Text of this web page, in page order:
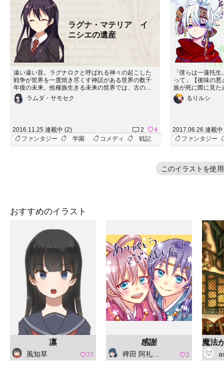
ラグナ・マテリア イ
ニシエの遺産
遠い遠い昔。ラグナロクと呼ばれる神々の起こした
戦争が世界を一度焼き尽くす神話がある世界の数千
年後の未来。他種族生きる未来の世界では、古の遺
産を求める争いが始まっていた。名を『ラグナ・マ
テリア』。ラグナロクに使われた、兵器たちの総
多くの兵器を持つことはステータスとなった学園
で、多量の兵器を所有する一人の少女の、お宝を廻
る学園戦争の幕は既に上がっていた。
ラムダ・サモセク
2016.11.25 連載中 (2) 2
4
ファンタジー
学園 コメディ 戦記
「僕らは一蓮托
って」【後味の
族が死に際に見た
場人物、シルフの
がいてもバッドエ
す。したら奇跡
ら頂きました！あ
るりルシ
2017.06.26 連載
ファンタジー
このイラストを使
おすすめのイラスト
凛
風知草 77
感謝
稗田 阿礼（ひえだ あれ） 2